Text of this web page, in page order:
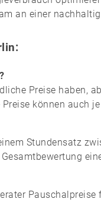
an einer
Preise haben,
können auch
Stundensatz